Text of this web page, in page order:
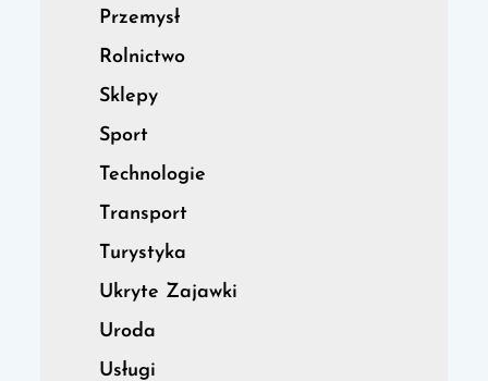
Przemysł
Rolnictwo
Sklepy
Sport
Technologie
Transport
Turystyka
Ukryte Zajawki
Uroda
Usługi